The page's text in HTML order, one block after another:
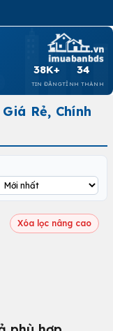
38K+
TIN ĐĂNG
34
TỈNH THÀNH
Rẻ, Chính
Xóa lọc nâng cao